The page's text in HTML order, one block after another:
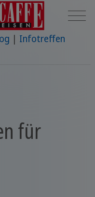
Infotreffen
für